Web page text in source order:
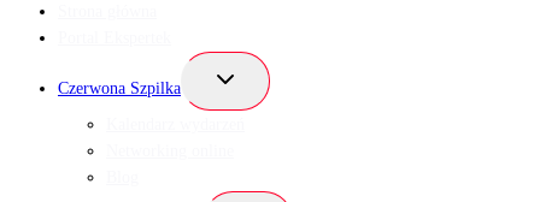
Czerwona Szpilka
Przełącz
podrzędne